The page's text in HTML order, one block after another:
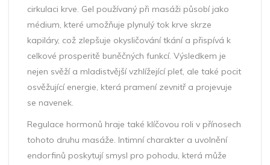
cirkulaci krve. Gel používaný při masáži působí jako
médium, které umožňuje plynulý tok krve skrze
kapiláry, což zlepšuje okysličování tkání a přispívá k
celkové prosperitě buněčných funkcí. Výsledkem je
nejen svěží a mladistvější vzhlížející pleť, ale také pocit
osvěžující energie, která pramení zevnitř a projevuje
se navenek.
Regulace hormonů hraje také klíčovou roli v přínosech
tohoto druhu masáže. Intimní charakter a uvolnění
endorfinů poskytují smysl pro pohodu, která může